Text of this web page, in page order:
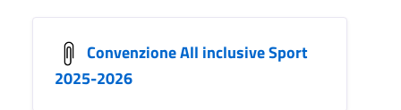
Convenzione All inclusive Sport
2025-2026